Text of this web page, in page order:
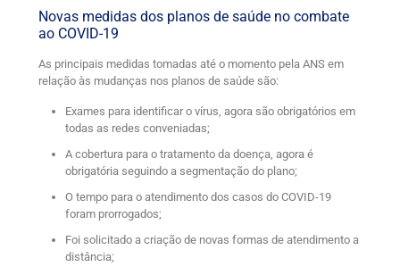
Novas medidas dos planos de saúde no combate
ao COVID-19
As principais medidas tomadas até o momento pela ANS em
relação às mudanças nos planos de saúde são:
Exames para identificar o vírus, agora são obrigatórios em
todas as redes conveniadas;
A cobertura para o tratamento da doença, agora é
obrigatória seguindo a segmentação do plano;
O tempo para o atendimento dos casos do COVID-19
foram prorrogados;
Foi solicitado a criação de novas formas de atendimento a
distância;